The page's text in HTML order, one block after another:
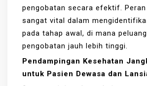
pengobatan secara efektif.
sangat vital dalam
pada tahap awal, di mana
pengobatan jauh lebih tinggi.
Pendampingan Kesehatan
untuk Pasien Dewasa dan